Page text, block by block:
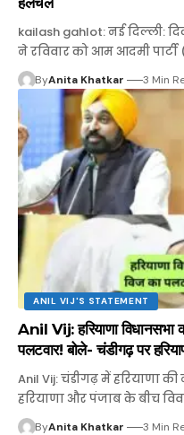
kailash gahlot: नई दिल्ली:
ने रविवार को आम आदमी पार्टी
ByAnita Khatkar 3 Min
ANIL VIJ'S STATEMENT
Anil Vij: हरियाणा विधानसभा
पलटवार! बोले- चंडीगढ़ पर
Anil Vij: चंडीगढ़ में हरियाणा
हरियाणा और पंजाब के बीच
ByAnita Khatkar 3 Min